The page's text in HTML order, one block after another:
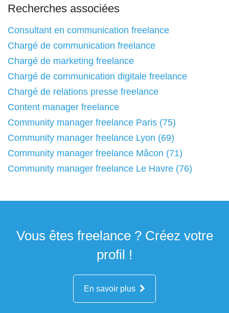
Recherches associées
Consultant en communication freelance
Chargé de communication freelance
Chargé de marketing freelance
Chargé de communication digitale freelance
Chargé de relations presse freelance
Content manager freelance
Community manager freelance Paris (75)
Community manager freelance Lyon (69)
Community manager freelance Mâcon (71)
Community manager freelance Le Havre (76)
Vous êtes freelance ? Créez votre
profil !
En savoir plus